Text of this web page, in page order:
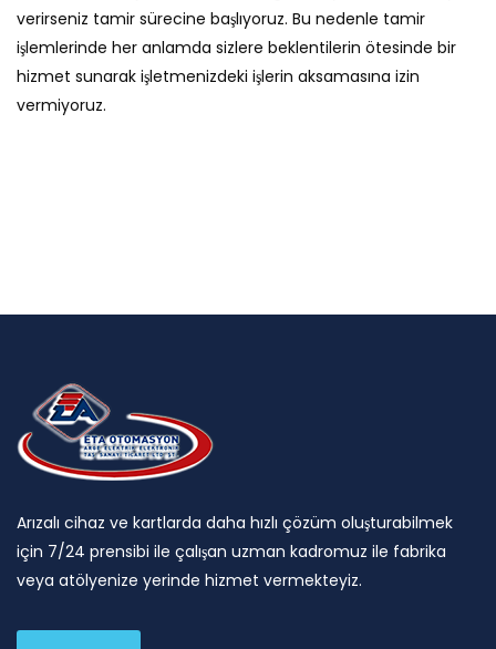
verirseniz tamir sürecine başlıyoruz. Bu nedenle tamir
işlemlerinde her anlamda sizlere beklentilerin ötesinde bir
hizmet sunarak işletmenizdeki işlerin aksamasına izin
vermiyoruz.
Arızalı cihaz ve kartlarda daha hızlı çözüm oluşturabilmek
için 7/24 prensibi ile çalışan uzman kadromuz ile fabrika
veya atölyenize yerinde hizmet vermekteyiz.